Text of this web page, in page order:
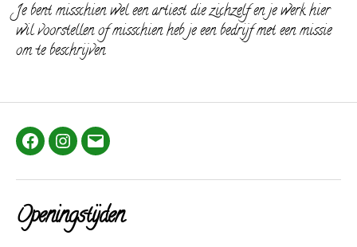
Je bent misschien wel een artiest die zichzelf en je werk hier
wil voorstellen of misschien heb je een bedrijf met een missie
om te beschrijven.
FacebookInstagram
E-
Openingstijden